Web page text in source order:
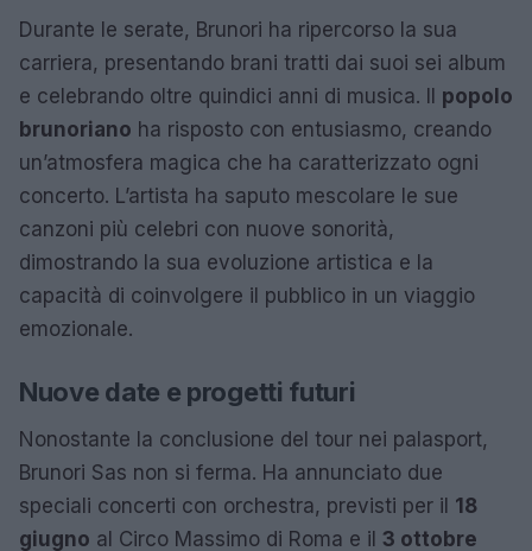
Durante le serate, Brunori ha ripercorso la sua
carriera, presentando brani tratti dai suoi sei album
e celebrando oltre quindici anni di musica. Il popolo
brunoriano ha risposto con entusiasmo, creando
un’atmosfera magica che ha caratterizzato ogni
concerto. L’artista ha saputo mescolare le sue
canzoni più celebri con nuove sonorità,
dimostrando la sua evoluzione artistica e la
capacità di coinvolgere il pubblico in un viaggio
emozionale.
Nuove date e progetti futuri
Nonostante la conclusione del tour nei palasport,
Brunori Sas non si ferma. Ha annunciato due
speciali concerti con orchestra, previsti per il 18
giugno al Circo Massimo di Roma e il 3 ottobre